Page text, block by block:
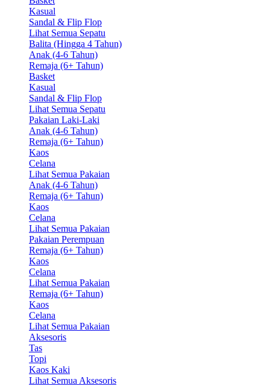
Kasual
Sandal & Flip Flop
Lihat Semua Sepatu
Balita (Hingga 4 Tahun)
Anak (4-6 Tahun)
Remaja (6+ Tahun)
Basket
Kasual
Sandal & Flip Flop
Lihat Semua Sepatu
Pakaian Laki-Laki
Anak (4-6 Tahun)
Remaja (6+ Tahun)
Kaos
Celana
Lihat Semua Pakaian
Anak (4-6 Tahun)
Remaja (6+ Tahun)
Kaos
Celana
Lihat Semua Pakaian
Pakaian Perempuan
Remaja (6+ Tahun)
Kaos
Celana
Lihat Semua Pakaian
Remaja (6+ Tahun)
Kaos
Celana
Lihat Semua Pakaian
Aksesoris
Tas
Topi
Kaos Kaki
Lihat Semua Aksesoris